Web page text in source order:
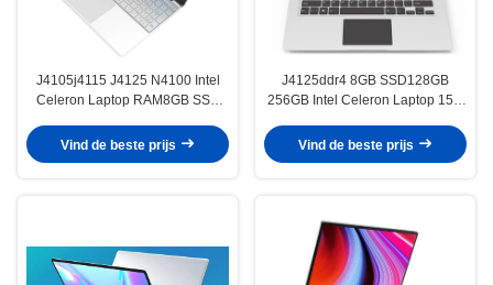
J4105j4115 J4125 N4100 Intel
Celeron Laptop RAM8GB SSD
Notitieboekjecomputer
Vind de beste prijs
J4125ddr4 8GB SSD128GB
256GB Intel Celeron Laptop 15,6
Vind de beste prijs